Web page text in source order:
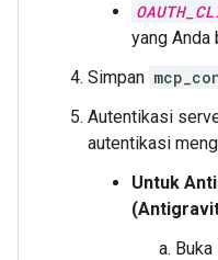
yang Anda
Simpan
Autentikasi
autentikasi
Untuk